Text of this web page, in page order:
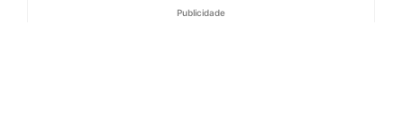
Publicidade